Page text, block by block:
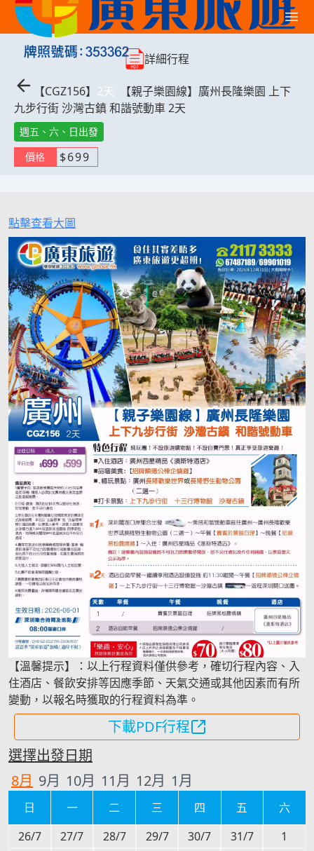
【CGZ156】 2天
【親子樂園線】廣州長隆樂園 上下
九步行街 沙灣古鎮 和諧號動車 2天
週五、六、日出發
價格
$699
詳細行程
點擊查看大圖
【溫馨提示】：以上行程資料僅供參考，確切行程內容、入
住酒店、餐飲安排等因應季節、天氣交通或其他因素而有所
變動，以報名時獲取的行程資料為準。
下載PDF行程
選擇出發日期
8月 9月 10月 11月 12月 1月
日 一 二 三 四 五
六
26/7
27/7 28/7 29/7 30/7 31/7
1